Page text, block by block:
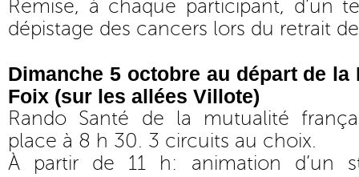
Remise, à chaque participant, d’un
dépistage des cancers lors du retrait
Dimanche 5 octobre au départ de
Foix (sur les allées Villote)
Rando Santé de la mutualité
place à 8 h 30. 3 circuits au choix.
À partir de 11 h: animation d’un